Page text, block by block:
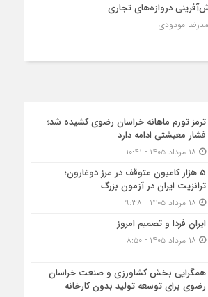
دروازه‌های تجاری
مودودی
ترمز تورم ماهانه خراسان رضوی کشیده شد؛
فشار معیشتی ادامه دارد
5 هزار کامیون متوقف در مرز دوغارون؛
ترانزیت ایران در آزمون بزرگ
ایران فردا و تصمیم امروز
همگرایی بخش کشاورزی و صنعت خراسان
رضوی برای توسعه تولید بدون کارخانه